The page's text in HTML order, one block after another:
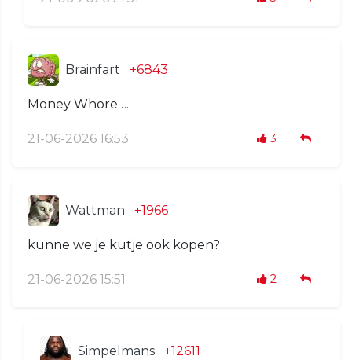
Brainfart +6843
Money Whore…..
21-06-2026 16:53 3
Wattman +1966
kunne we je kutje ook kopen?
21-06-2026 15:51 2
Simpelmans +12611